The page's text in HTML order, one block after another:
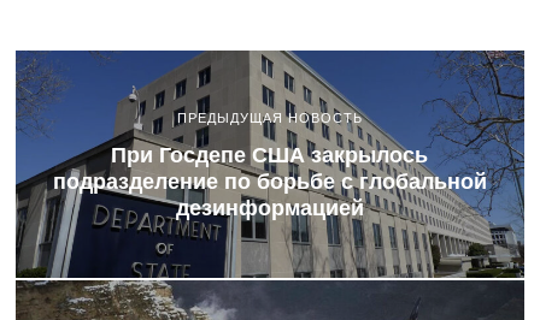
ПРЕДЫДУЩАЯ НОВОСТЬ
При Госдепе США закрылось
подразделение по борьбе с глобальной
дезинформацией